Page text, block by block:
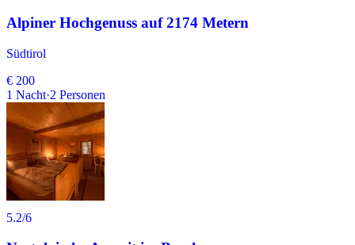
Alpiner Hochgenuss auf 2174 Metern
Südtirol
€ 200
1 Nacht·2 Personen
5.2/6